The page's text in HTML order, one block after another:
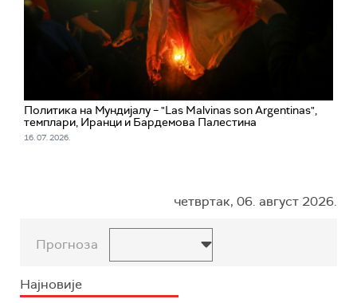
Политика на Мундијалу – "Las Malvinas son Argentinas",
темплари, Иранци и Бардемова Палестина
16. 07. 2026.
четвртак, 06. август 2026.
Прогноза
Најновије